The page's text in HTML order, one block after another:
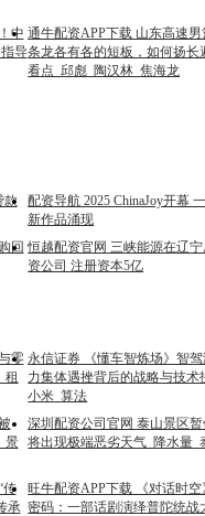
中
导
通牛配资APP下载 山东高速
条龙各有各的短板，如何扬长
看点_邱彪_陶汉林_焦海龙
款
配资导航 2025 ChinaJoy开幕
新作品涌现
回 恒越配资官网 三峡能源在辽
资公司 注册资本5亿
零
租
永信证券 《懂车智炼场》智
力集体遇挫背后的战略与技术
小米_算法
景
深圳配资公司官网 泰山景区
将出现极端恶劣天气_降水量_
传
承
旺牛配资APP下载 《对话时
密码：一部话剧演绎普陀统战